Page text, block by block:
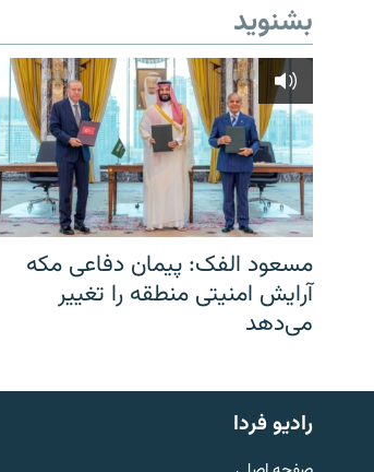
English
بشنوید
مسعود الفک: پیمان دفاعی مکه
آرایش امنیتی منطقه را تغییر
می‌دهد
رادیو فردا